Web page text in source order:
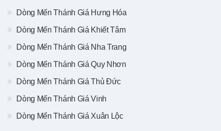
Dòng Mến Thánh Giá Hưng Hóa
Dòng Mến Thánh Giá Khiết Tâm
Dòng Mến Thánh Giá Nha Trang
Dòng Mến Thánh Giá Quy Nhơn
Dòng Mến Thánh Giá Thủ Đức
Dòng Mến Thánh Giá Vinh
Dòng Mến Thánh Giá Xuân Lộc